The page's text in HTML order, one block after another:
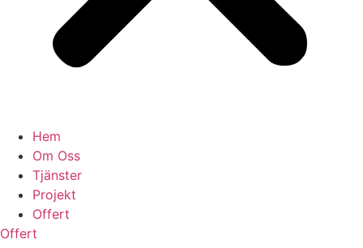
Hem
Om Oss
Tjänster
Projekt
Offert
Offert